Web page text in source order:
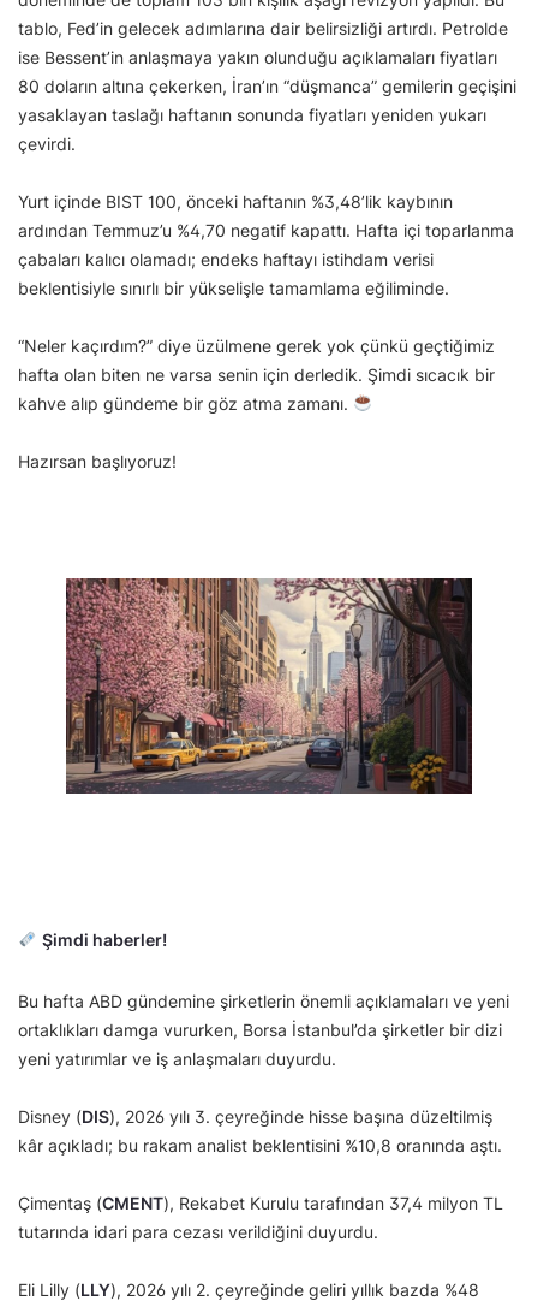
tablo, Fed’in gelecek adımlarına dair belirsizliği artırdı. Petrolde
ise Bessent’in anlaşmaya yakın olunduğu açıklamaları fiyatları
80 doların altına çekerken, İran’ın “düşmanca” gemilerin geçişini
yasaklayan taslağı haftanın sonunda fiyatları yeniden yukarı
çevirdi.
Yurt içinde BIST 100, önceki haftanın %3,48’lik kaybının
ardından Temmuz’u %4,70 negatif kapattı. Hafta içi toparlanma
çabaları kalıcı olamadı; endeks haftayı istihdam verisi
beklentisiyle sınırlı bir yükselişle tamamlama eğiliminde.
“Neler kaçırdım?” diye üzülmene gerek yok çünkü geçtiğimiz
hafta olan biten ne varsa senin için derledik. Şimdi sıcacık bir
kahve alıp gündeme bir göz atma zamanı.
Hazırsan başlıyoruz!
Şimdi haberler!
Bu hafta ABD gündemine şirketlerin önemli açıklamaları ve yeni
ortaklıkları damga vururken, Borsa İstanbul’da şirketler bir dizi
yeni yatırımlar ve iş anlaşmaları duyurdu.
Disney (DIS), 2026 yılı 3. çeyreğinde hisse başına düzeltilmiş
kâr açıkladı; bu rakam analist beklentisini %10,8 oranında aştı.
Çimentaş (CMENT), Rekabet Kurulu tarafından 37,4 milyon TL
tutarında idari para cezası verildiğini duyurdu.
Eli Lilly (LLY), 2026 yılı 2. çeyreğinde geliri yıllık bazda %48